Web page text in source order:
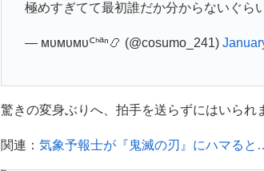
極めすぎてて最初誰だか分からないぐら
— ᴍᴜᴍᴜᴍᴜᒼᑋªⁿ📿 (@cosumo_241)
驚きの変身ぶりへ、拍手を送らずにはいられ
関連： 気象予報士が『鬼滅の刃』にハマる